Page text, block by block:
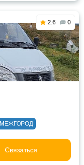
2.6 0
МЕЖГОРОД
Связаться